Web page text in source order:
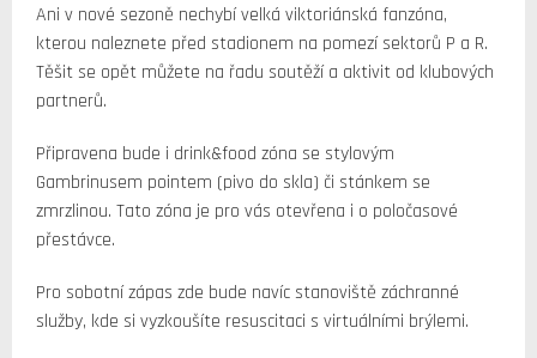
Ani v nové sezoně nechybí velká viktoriánská fanzóna,
kterou naleznete před stadionem na pomezí sektorů P a R.
Těšit se opět můžete na řadu soutěží a aktivit od klubových
partnerů.
Připravena bude i drink&food zóna se stylovým
Gambrinusem pointem (pivo do skla) či stánkem se
zmrzlinou. Tato zóna je pro vás otevřena i o poločasové
přestávce.
Pro sobotní zápas zde bude navíc stanoviště záchranné
služby, kde si vyzkoušíte resuscitaci s virtuálními brýlemi.